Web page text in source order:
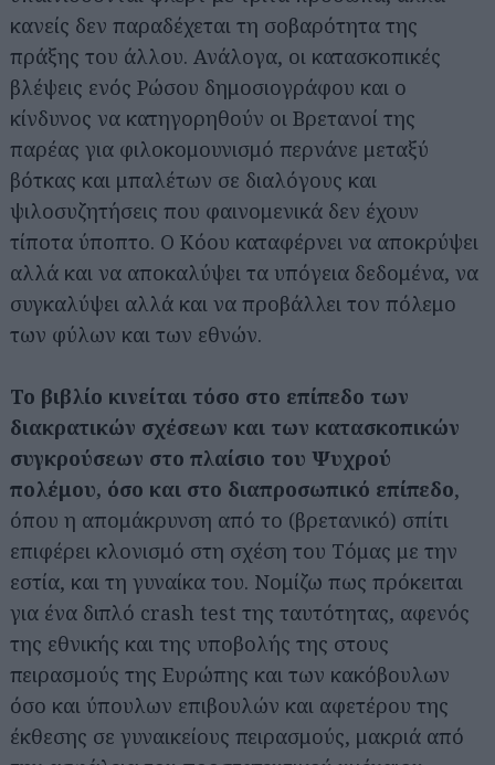
κανείς δεν παραδέχεται τη σοβαρότητα της
πράξης του άλλου. Ανάλογα, οι κατασκοπικές
βλέψεις ενός Ρώσου δημοσιογράφου και ο
κίνδυνος να κατηγορηθούν οι Βρετανοί της
παρέας για φιλοκομουνισμό περνάνε μεταξύ
βότκας και μπαλέτων σε διαλόγους και
ψιλοσυζητήσεις που φαινομενικά δεν έχουν
τίποτα ύποπτο. Ο Κόου καταφέρνει να αποκρύψει
αλλά και να αποκαλύψει τα υπόγεια δεδομένα, να
συγκαλύψει αλλά και να προβάλλει τον πόλεμο
των φύλων και των εθνών.
Το βιβλίο κινείται τόσο στο επίπεδο των
διακρατικών σχέσεων και των κατασκοπικών
συγκρούσεων στο πλαίσιο του Ψυχρού
πολέμου, όσο και στο διαπροσωπικό επίπεδο,
όπου η απομάκρυνση από το (βρετανικό) σπίτι
επιφέρει κλονισμό στη σχέση του Τόμας με την
εστία, και τη γυναίκα του. Νομίζω πως πρόκειται
για ένα διπλό crash test της ταυτότητας, αφενός
της εθνικής και της υποβολής της στους
πειρασμούς της Ευρώπης και των κακόβουλων
όσο και ύπουλων επιβουλών και αφετέρου της
έκθεσης σε γυναικείους πειρασμούς, μακριά από